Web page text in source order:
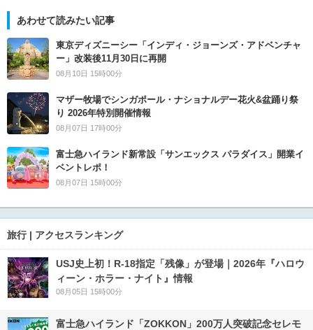
あわせて読みたい記事
東京ディズニーシー「インディ・ジョーンズ・アドベンチャ
ー」改装後11月30日に再開
08月10日 15時00分
マザー牧場でシンガポール・ナショナルデー花火&盆踊り祭
り 2026年特別開催情報
08月07日 17時00分
富士急ハイランド新常設「サンエックス パラダイス」開業イ
ベントレポ！
08月07日 15時00分
旅行 | アクセスランキング
USJ史上初！R-18指定「残像」が登場｜2026年『ハロウ
ィーン・ホラー・ナイト』情報
08月05日 15時00分
富士急ハイランド「ZOKKON」200万人突破記念セレモ